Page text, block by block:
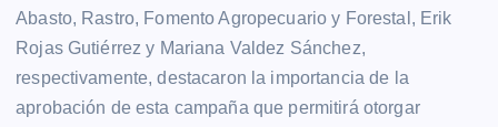
Abasto, Rastro, Fomento Agropecuario y Forestal, Erik
Rojas Gutiérrez y Mariana Valdez Sánchez,
respectivamente, destacaron la importancia de la
aprobación de esta campaña que permitirá otorgar